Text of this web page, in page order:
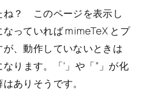
ね？ このページを表示し
っていれば mimeTeX とプ
、動作していないときは
ります。「’」や「”」が化
ありそうです。